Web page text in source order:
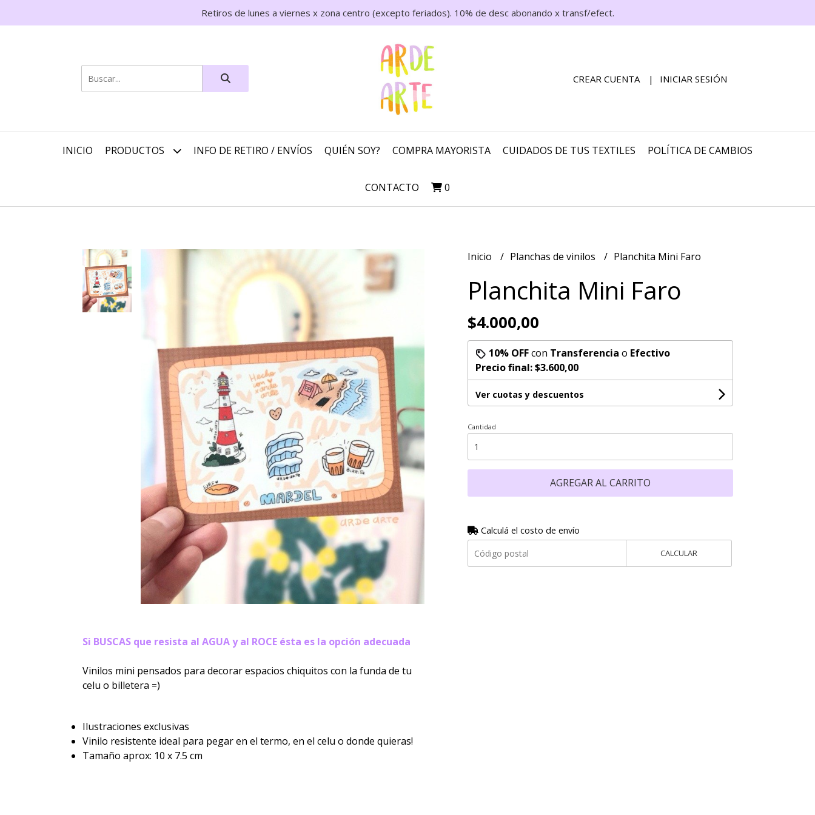
Retiros de lunes a viernes x zona centro (excepto feriados). 10% de desc abonando x transf/efect.
CREAR CUENTA INICIAR SESIÓN
INICIO PRODUCTOS INFO DE RETIRO / ENVÍOS QUIÉN SOY? COMPRA MAYORISTA CUIDADOS DE TUS TEXTILES POLÍTICA DE CAMBIOS
CONTACTO 0
Si BUSCAS que resista al AGUA y al ROCE ésta es la opción adecuada
Vinilos mini pensados para decorar espacios chiquitos con la funda de tu
celu o billetera =)
Ilustraciones exclusivas
Vinilo resistente ideal para pegar en el termo, en el celu o donde quieras!
Tamaño aprox: 10 x 7.5 cm
Inicio Planchas de vinilos Planchita Mini Faro
Planchita Mini Faro
$4.000,00
10% OFFcon Transferencia o Efectivo
Precio final:$3.600,00
Ver cuotas y descuentos
Cantidad
AGREGAR AL CARRITO
Calculá el costo de envío
CALCULAR